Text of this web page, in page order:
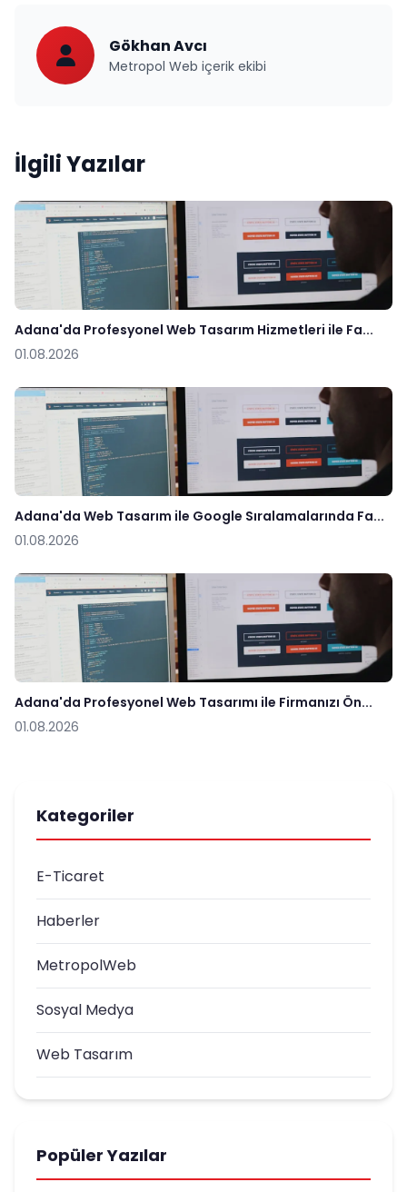
Gökhan Avcı
Metropol Web içerik ekibi
İlgili Yazılar
Adana'da Profesyonel Web Tasarım Hizmetleri ile Fa...
01.08.2026
Adana'da Web Tasarım ile Google Sıralamalarında Fa...
01.08.2026
Adana'da Profesyonel Web Tasarımı ile Firmanızı Ön...
01.08.2026
Kategoriler
E-Ticaret
Haberler
MetropolWeb
Sosyal Medya
Web Tasarım
Popüler Yazılar